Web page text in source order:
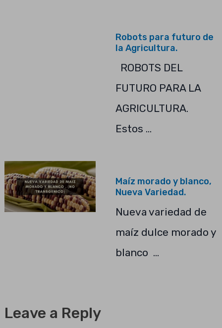
Robots para futuro de
la Agricultura.
ROBOTS DEL
FUTURO PARA LA
AGRICULTURA.
Estos …
Maíz morado y blanco,
Nueva Variedad.
Nueva variedad de
maíz dulce morado y
blanco …
Leave a Reply